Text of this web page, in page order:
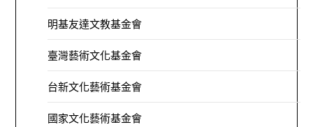
明基友達文教基金會
臺灣藝術文化基金會
台新文化藝術基金會
國家文化藝術基金會